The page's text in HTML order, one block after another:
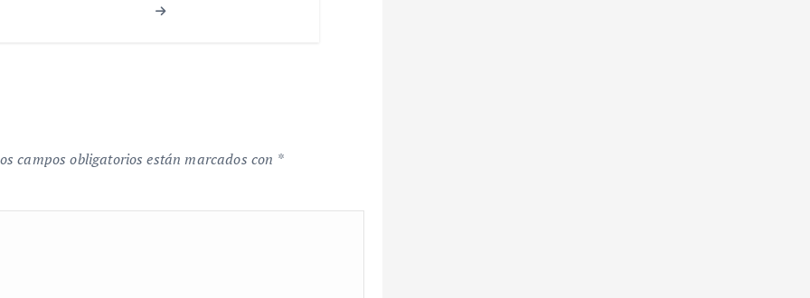
campos obligatorios están marcados con *